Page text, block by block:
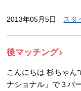
2013年05月5日 スタ
後マッチング♪
こんにちは 杉ちゃん
ナショナル」で３バ